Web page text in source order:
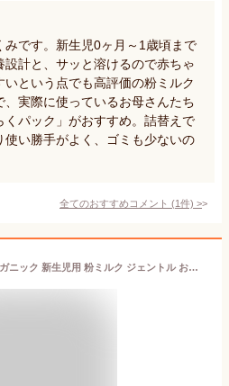
です。新生児0ヶ月～1歳頃まで
計と、サッと溶けるので赤ちゃ
という点でも高評価の粉ミルク
実際に使っているお母さんたち
パック」がおすすめ。詰替えで
使い勝手がよく、ゴミも少ないの
全てのおすすめコメント (1件) >
★ ポイント10倍 ★ オーガニック 新生児用 粉ミルク ジェントル お腹の弱い赤ちゃん ベイビー フォーミュラ 14oz 400g Bobbie ボビー